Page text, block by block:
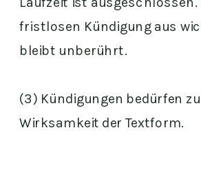
fristlosen Kündigung aus
bleibt unberührt.
(3) Kündigungen bedürfen
Wirksamkeit der Textform.